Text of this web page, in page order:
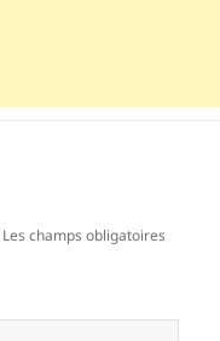
Les champs obligatoires